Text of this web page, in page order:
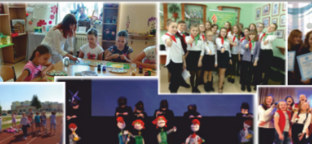
Skip to main content